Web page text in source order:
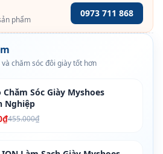
phẩm
0973 711 868
chăm sóc đôi giày tốt hơn
Chăm Sóc Giày Myshoes
Nghiệp
455.000₫